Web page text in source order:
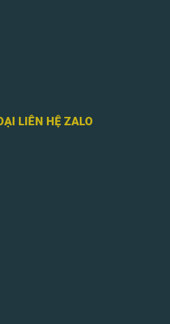
LIÊN HỆ ZALO